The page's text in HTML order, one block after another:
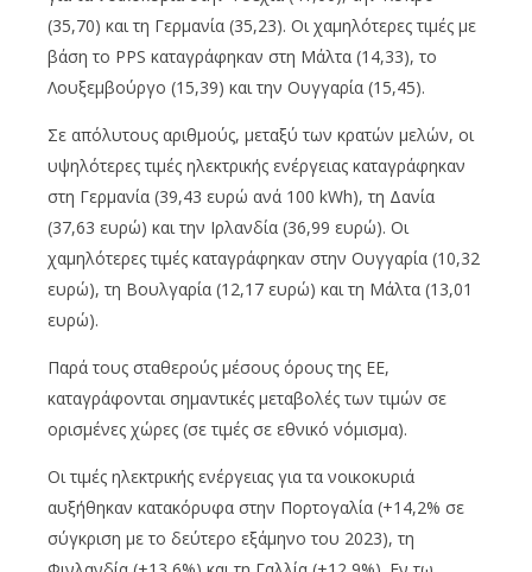
(35,70) και τη Γερμανία (35,23). Οι χαμηλότερες τιμές με
βάση το PPS καταγράφηκαν στη Μάλτα (14,33), το
Λουξεμβούργο (15,39) και την Ουγγαρία (15,45).
Σε απόλυτους αριθμούς, μεταξύ των κρατών μελών, οι
υψηλότερες τιμές ηλεκτρικής ενέργειας καταγράφηκαν
στη Γερμανία (39,43 ευρώ ανά 100 kWh), τη Δανία
(37,63 ευρώ) και την Ιρλανδία (36,99 ευρώ). Οι
χαμηλότερες τιμές καταγράφηκαν στην Ουγγαρία (10,32
ευρώ), τη Βουλγαρία (12,17 ευρώ) και τη Μάλτα (13,01
ευρώ).
Παρά τους σταθερούς μέσους όρους της ΕΕ,
καταγράφονται σημαντικές μεταβολές των τιμών σε
ορισμένες χώρες (σε τιμές σε εθνικό νόμισμα).
Οι τιμές ηλεκτρικής ενέργειας για τα νοικοκυριά
αυξήθηκαν κατακόρυφα στην Πορτογαλία (+14,2% σε
σύγκριση με το δεύτερο εξάμηνο του 2023), τη